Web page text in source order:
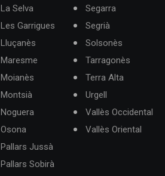
La Selva
Les Garrigues
Lluçanès
Maresme
Moianès
Montsià
Noguera
Osona
Pallars Jussà
Pallars Sobirà
Segarra
Segrià
Solsonès
Tarragonès
Terra Alta
Urgell
Vallès Occidental
Vallès Oriental